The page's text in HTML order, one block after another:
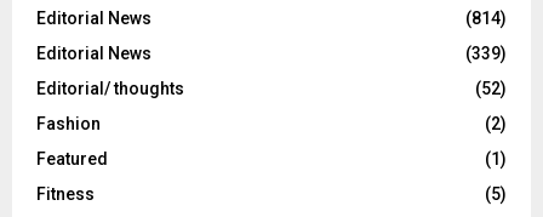
Editorial News
(814)
Editorial News
(339)
Editorial/ thoughts
(52)
Fashion
(2)
Featured
(1)
Fitness
(5)